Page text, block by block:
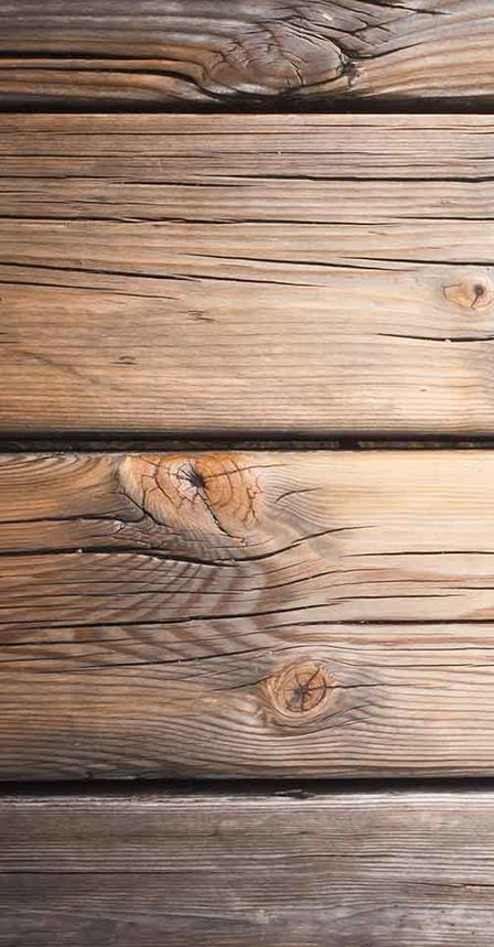
18_06_24_Guntiafest 2018_09075
18_06_24_Guntiafest 2018_09071_1